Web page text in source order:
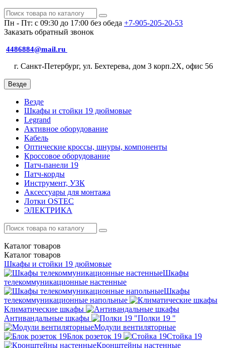
Пн - Пт: с 09:30 до 17:00 без обеда +7-905-205-20-53
Заказать обратный звонок
4486884@mail.ru
г. Санкт-Петербург, ул. Бехтерева, дом 3 корп.2X, офис 56
Везде
Везде
Шкафы и стойки 19 дюймовые
Legrand
Активное оборудование
Кабель
Оптические кроссы, шнуры, компоненты
Кроссовое оборудование
Патч-панели 19
Патч-корды
Инструмент, УЗК
Аксессуары для монтажа
Лотки OSTEC
ЭЛЕКТРИКА
Каталог товаров
Каталог товаров
Шкафы и стойки 19 дюймовые
Шкафы
телекоммуникационные настенные
Шкафы
телекоммуникационные напольные
Климатические шкафы
Антивандальные шкафы
Полки 19 "
Модули вентиляторные
Блок розеток 19
Стойка 19
Кронштейны настенные